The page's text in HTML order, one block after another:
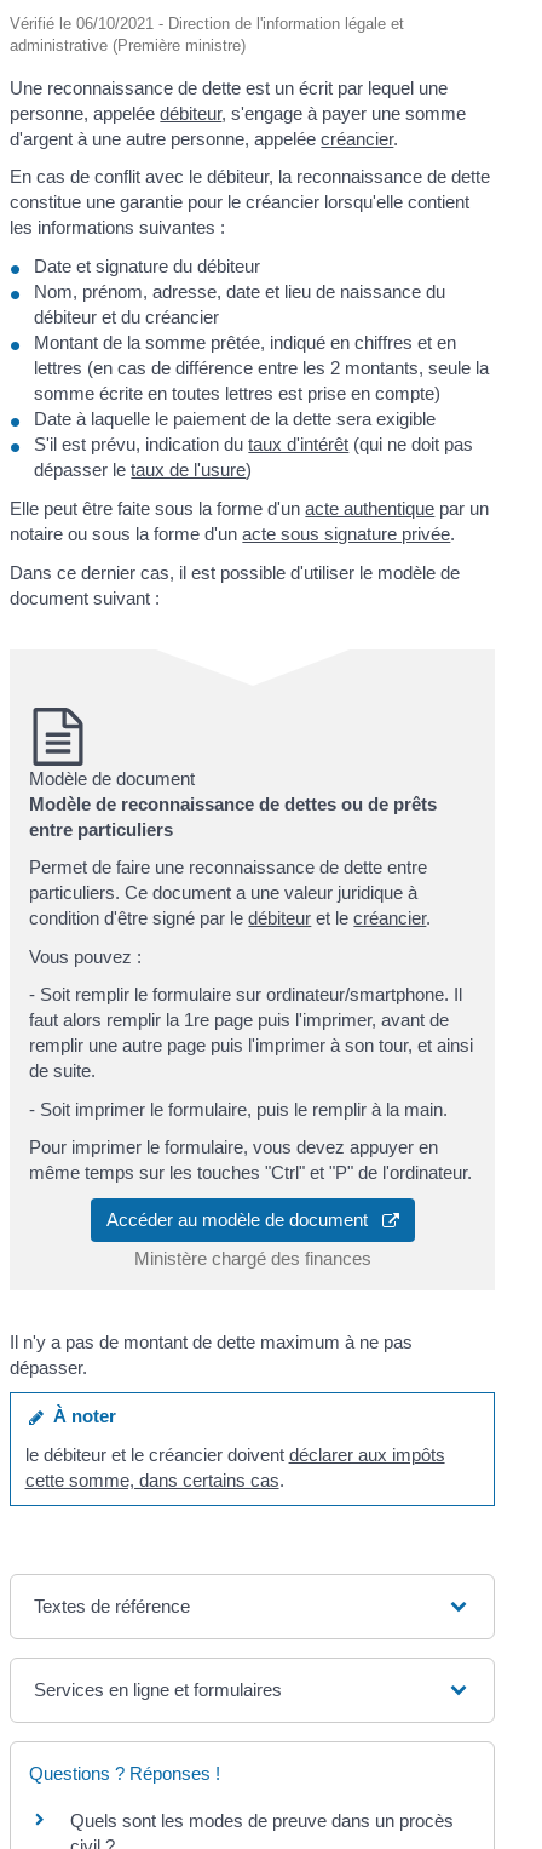
Vérifié le 06/10/2021 - Direction de l'information légale et
administrative (Première ministre)
Une reconnaissance de dette est un écrit par lequel une
personne, appeléedébiteur, s'engage à payer une somme
d'argent à une autre personne, appeléecréancier.
En cas de conflit avec le débiteur, la reconnaissance de dette
constitue une garantie pour le créancier lorsqu'elle contient
les informations suivantes :
Date et signature du débiteur
Nom, prénom, adresse, date et lieu de naissance du
débiteur et du créancier
Montant de la somme prêtée, indiqué en chiffres et en
lettres (en cas de différence entre les 2 montants, seule la
somme écrite en toutes lettres est prise en compte)
Date à laquelle le paiement de la dette sera exigible
S'il est prévu, indication dutaux d'intérêt (qui ne doit pas
dépasser letaux de l'usure)
Elle peut être faite sous la forme d'unacte authentique par un
notaire ou sous la forme d'unacte sous signature privée.
Dans ce dernier cas, il est possible d'utiliser le modèle de
document suivant :
Modèle de document
Modèle de reconnaissance de dettes ou de prêts
entre particuliers
Permet de faire une reconnaissance de dette entre
particuliers. Ce document a une valeur juridique à
condition d'être signé par ledébiteur et lecréancier.
Vous pouvez :
- Soit remplir le formulaire sur ordinateur/smartphone. Il
faut alors remplir la 1re page puis l'imprimer, avant de
remplir une autre page puis l'imprimer à son tour, et ainsi
de suite.
- Soit imprimer le formulaire, puis le remplir à la main.
Pour imprimer le formulaire, vous devez appuyer en
même temps sur les touches "Ctrl" et "P" de l'ordinateur.
Accéder au modèle de document
Ministère chargé des finances
Il n'y a pas de montant de dette maximum à ne pas
dépasser.
À noter
le débiteur et le créancier doivent déclarer aux impôts
cette somme, dans certains cas.
Textes de référence
Services en ligne et formulaires
Questions ? Réponses !
Quels sont les modes de preuve dans un procès